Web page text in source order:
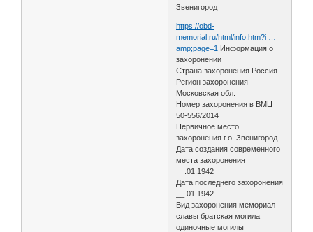
Звенигород
https://obd-
memorial.ru/html/info.htm?i …
amp;page=1 Информация о
захоронении
Страна захоронения Россия
Регион захоронения
Московская обл.
Номер захоронения в ВМЦ
50-556/2014
Первичное место
захоронения г.о. Звенигород
Дата создания современного
места захоронения
__.01.1942
Дата последнего захоронения
__.01.1942
Вид захоронения мемориал
славы братская могила
одиночные могилы